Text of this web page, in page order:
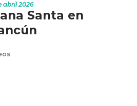
abril 2026
Santa en